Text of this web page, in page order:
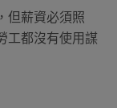
但薪資必須照
工都沒有使用謀